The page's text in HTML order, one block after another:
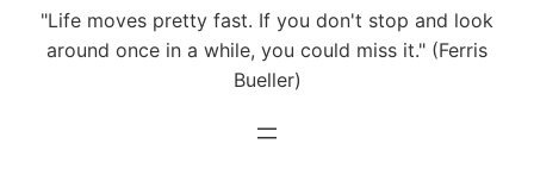
"Life moves pretty fast. If you don't stop and look
around once in a while, you could miss it." (Ferris
Bueller)